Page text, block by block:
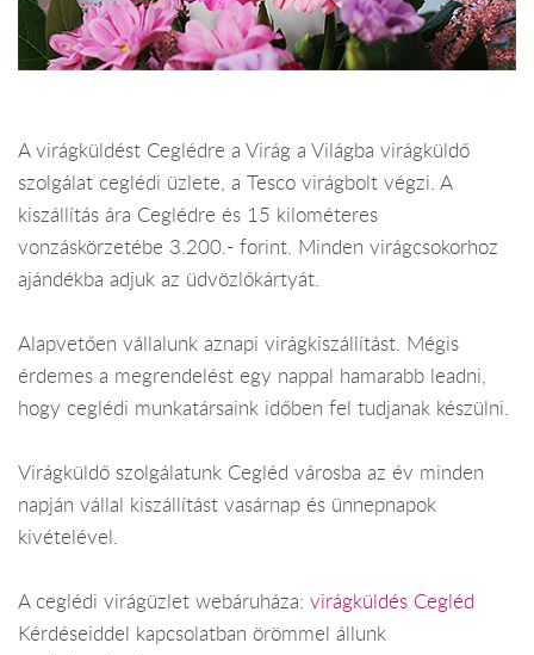
A virágküldést Ceglédre a Virág a Világba virágküldő
szolgálat ceglédi üzlete, a Tesco virágbolt végzi. A
kiszállítás ára Ceglédre és 15 kilométeres
vonzáskörzetébe 3.200.- forint. Minden virágcsokorhoz
ajándékba adjuk az üdvözlőkártyát.
Alapvetően vállalunk aznapi virágkiszállítást. Mégis
érdemes a megrendelést egy nappal hamarabb leadni,
hogy ceglédi munkatársaink időben fel tudjanak készülni.
Virágküldő szolgálatunk Cegléd városba az év minden
napján vállal kiszállítást vasárnap és ünnepnapok
kivételével.
A ceglédi virágüzlet webáruháza: virágküldés Cegléd
Kérdéseiddel kapcsolatban örömmel állunk